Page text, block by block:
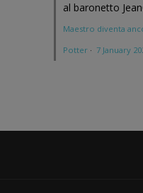
al baronetto
Maestro diventa
Potter · 7 January